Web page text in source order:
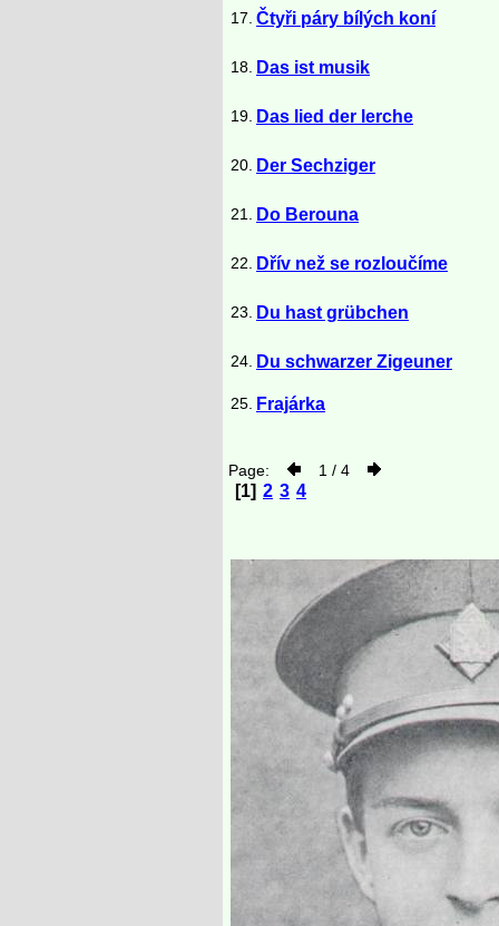
17. Čtyři páry bílých koní
18. Das ist musik
19. Das lied der lerche
20. Der Sechziger
21. Do Berouna
22. Dřív než se rozloučíme
23. Du hast grübchen
24. Du schwarzer Zigeuner
25. Frajárka
Page: 1 / 4
[1] 2 3 4